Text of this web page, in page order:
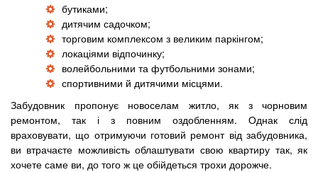
бутиками;
дитячим садочком;
торговим комплексом з великим паркінгом;
локаціями відпочинку;
волейбольними та футбольними зонами;
спортивними й дитячими місцями.
Забудовник пропонує новоселам житло, як з чорновим
ремонтом, так і з повним оздобленням. Однак слід
враховувати, що отримуючи готовий ремонт від забудовника,
ви втрачаєте можливість облаштувати свою квартиру так, як
хочете саме ви, до того ж це обійдеться трохи дорожче.